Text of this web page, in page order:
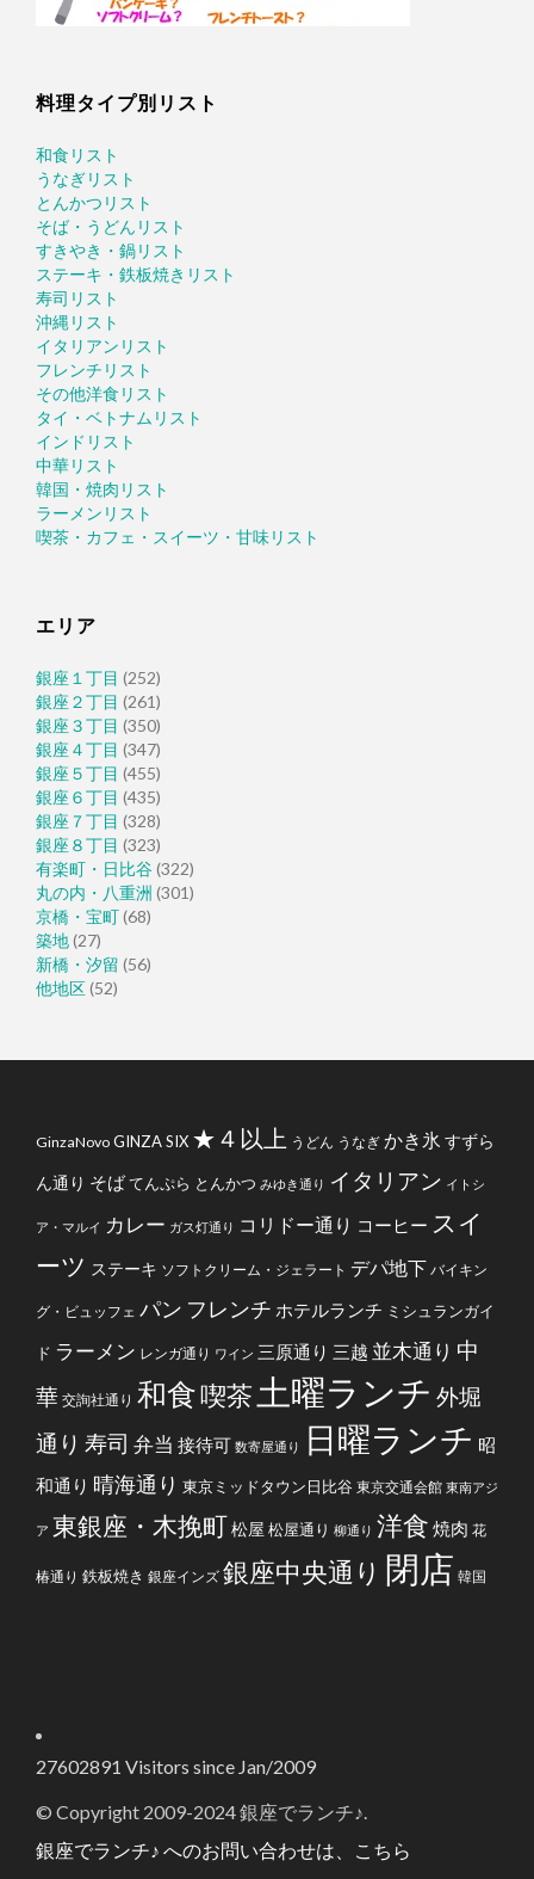
料理タイプ別リスト
和食リスト
うなぎリスト
とんかつリスト
そば・うどんリスト
すきやき・鍋リスト
ステーキ・鉄板焼きリスト
寿司リスト
沖縄リスト
イタリアンリスト
フレンチリスト
その他洋食リスト
タイ・ベトナムリスト
インドリスト
中華リスト
韓国・焼肉リスト
ラーメンリスト
喫茶・カフェ・スイーツ・甘味リスト
エリア
銀座１丁目 (252)
銀座２丁目 (261)
銀座３丁目 (350)
銀座４丁目 (347)
銀座５丁目 (455)
銀座６丁目 (435)
銀座７丁目 (328)
銀座８丁目 (323)
有楽町・日比谷(322)
丸の内・八重洲 (301)
京橋・宝町(68)
築地(27)
新橋・汐留 (56)
他地区(52)
GinzaNovo GINZA SIX ★４以上 うどん うなぎ かき氷 すずら
ん通り そばてんぷら とんかつ みゆき通り イタリアン イトシ
ア・マルイ カレー ガス灯通り コリドー通り コーヒー スイ
ーツ ステーキ ソフトクリーム・ジェラート デパ地下 バイキン
グ・ビュッフェ パン フレンチ ホテルランチ ミシュランガイ
ド ラーメン レンガ通り ワイン 三原通り 三越 並木通り 中
華 交詢社通り 和食喫茶 土曜ランチ 外堀
通り 寿司 弁当 接待可 数寄屋通り 日曜ランチ 昭
和通り 晴海通り 東京ミッドタウン日比谷 東京交通会館 東南アジ
ア 東銀座・木挽町松屋 松屋通り 柳通り 洋食 焼肉 花
椿通り 鉄板焼き 銀座インズ 銀座中央通り 閉店 韓国
27602891 Visitors since Jan/2009
© Copyright 2009-2024 銀座でランチ♪.
銀座でランチ♪ へのお問い合わせは、こちら